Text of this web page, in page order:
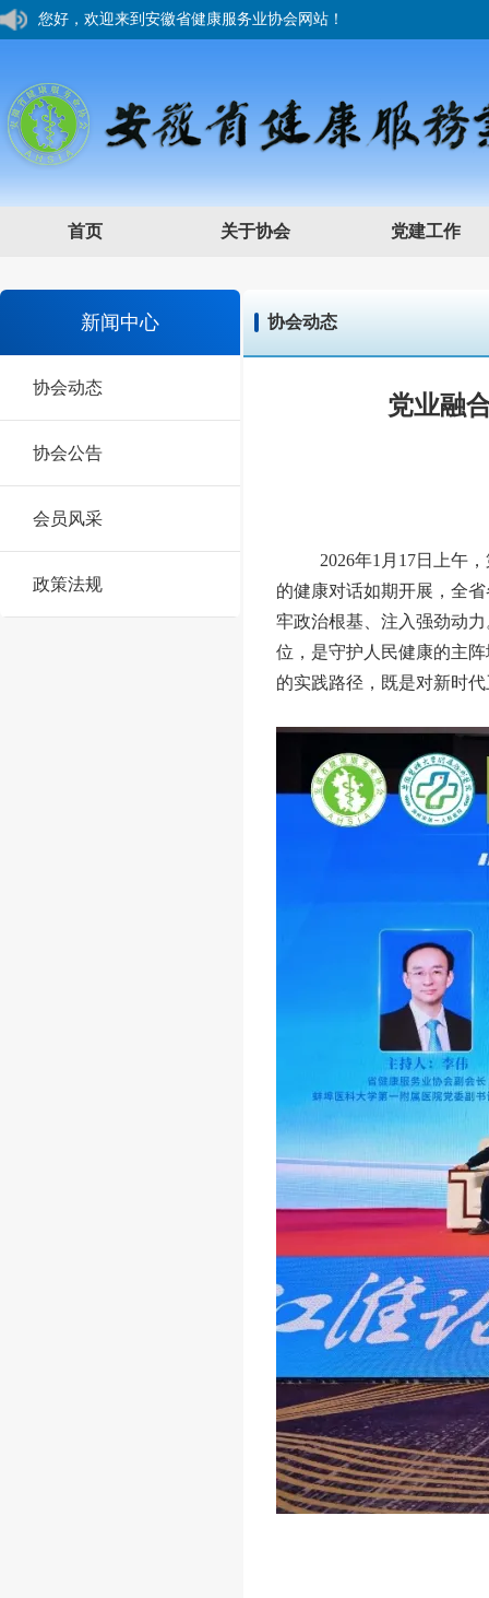
安徽省健康服务业协会会员入会流程
安徽省健康服务业协会会员入会流程
您好，欢迎来到安徽省健康服务业协会网站！
首页 关于协会 党建工作
新闻中心
协会动态
协会公告
会员风采
政策法规
协会动态
党业融
2026年1月17日上午
的健康对话如期开展，全
牢政治根基、注入强劲动
位，是守护人民健康的主
的实践路径，既是对新时